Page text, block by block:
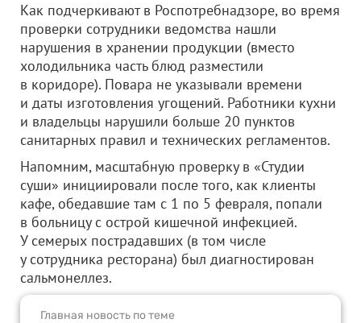
Как подчеркивают в Роспотребнадзоре, во время
проверки сотрудники ведомства нашли
нарушения в хранении продукции (вместо
холодильника часть блюд разместили
в коридоре). Повара не указывали времени
и даты изготовления угощений. Работники кухни
и владельцы нарушили больше 20 пунктов
санитарных правил и технических регламентов.
Напомним, масштабную проверку в «Студии
суши» инициировали после того, как клиенты
кафе, обедавшие там с 1 по 5 февраля, попали
в больницу с острой кишечной инфекцией.
У семерых пострадавших (в том числе
у сотрудника ресторана) был диагностирован
сальмонеллез.
Главная новость по теме